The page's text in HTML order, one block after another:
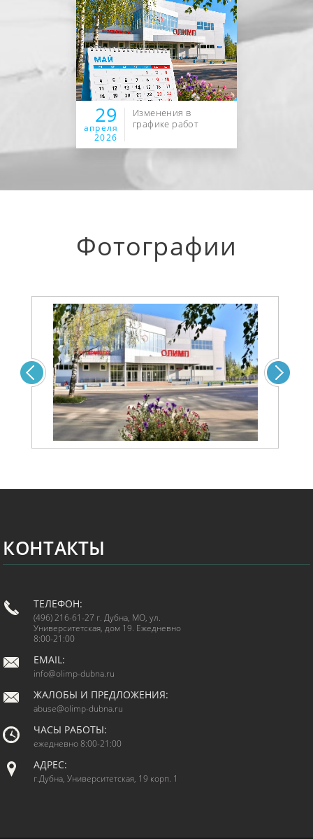
29
апреля
2026
Изменения в
графике работ
Фотографии
КОНТАКТЫ
ТЕЛЕФОН:
(496) 216-61-27 г. Дубна, МО, ул.
Университетская, дом 19. Ежедневно
8:00-21:00
EMAIL:
info@olimp-dubna.ru
ЖАЛОБЫ И ПРЕДЛОЖЕНИЯ:
abuse@olimp-dubna.ru
ЧАСЫ РАБОТЫ:
ежедневно 8:00-21:00
АДРЕС:
г.Дубна, Университетская, 19 корп. 1